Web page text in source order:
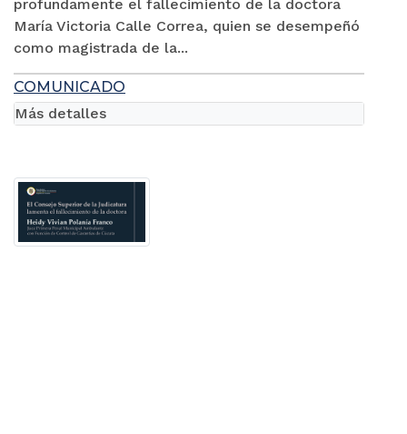
profundamente el fallecimiento de la doctora
María Victoria Calle Correa, quien se desempeñó
como magistrada de la...
COMUNICADO
Más detalles